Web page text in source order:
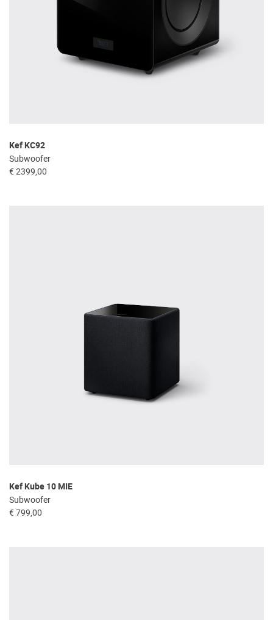
Kef KC92
Subwoofer
€ 2399,00
Kef Kube 10 MIE
Subwoofer
€ 799,00